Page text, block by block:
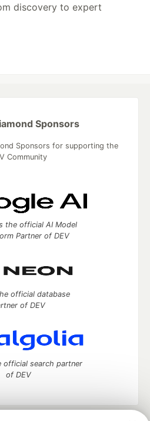
discovery to expert
Sponsors
Sponsors for supporting the
Community
the official AI Model
Partner of DEV
official database
of DEV
official search partner
of DEV